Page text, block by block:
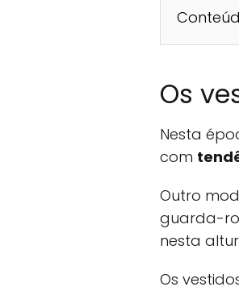
Os
Nesta
com
Outro
guarda-
nesta
Os